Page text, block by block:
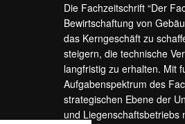
Die Fachzeitschrift “Der
Bewirtschaftung von
das Kerngeschäft zu
steigern, die technische
langfristig zu erhalten. Mit
Aufgabenspektrum des
strategischen Ebene der
und Liegenschaftsbetriebs